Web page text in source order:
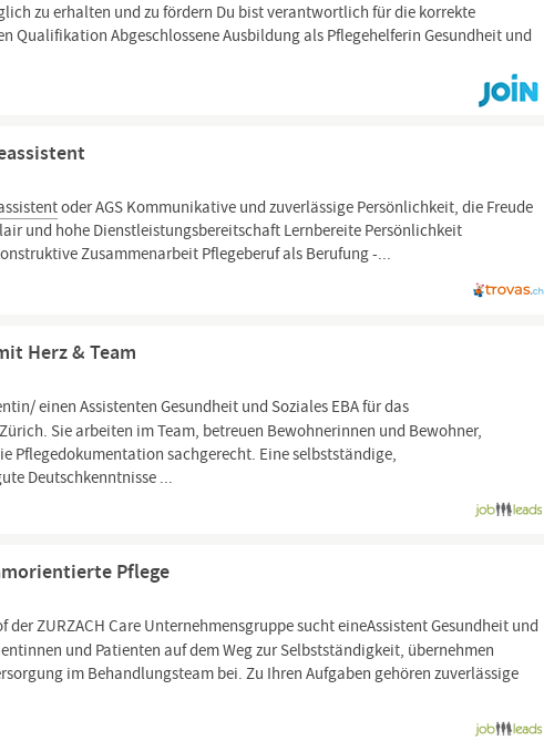
zu erhalten und zu fördern Du bist verantwortlich für die korrekte
Qualifikation Abgeschlossene Ausbildung als Pflegehelferin Gesundheit und
oder AGS Kommunikative und zuverlässige Persönlichkeit, die Freude
und hohe Dienstleistungsbereitschaft Lernbereite Persönlichkeit
Zusammenarbeit Pflegeberuf als Berufung -...
Herz & Team
einen Assistenten Gesundheit und Soziales EBA für das
Sie arbeiten im Team, betreuen Bewohnerinnen und Bewohner,
Pflegedokumentation sachgerecht. Eine selbstständige,
Deutschkenntnisse ...
Pflege
der ZURZACH Care Unternehmensgruppe sucht eineAssistent Gesundheit und
und Patienten auf dem Weg zur Selbstständigkeit, übernehmen
im Behandlungsteam bei. Zu Ihren Aufgaben gehören zuverlässige